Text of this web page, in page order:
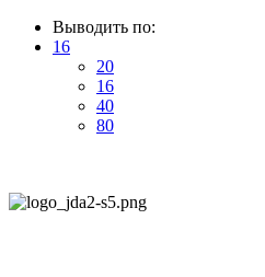
Выводить по:
16
20
16
40
80